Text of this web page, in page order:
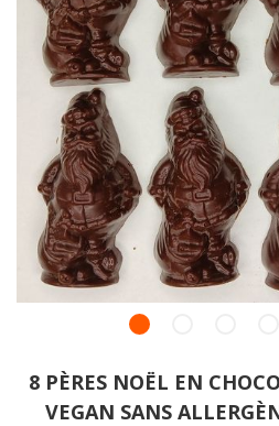
8 PÈRES NOËL EN
VEGAN SANS